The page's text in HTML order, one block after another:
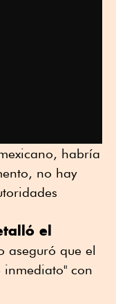
habría
no hay
el
aseguró que el
inmediato" con